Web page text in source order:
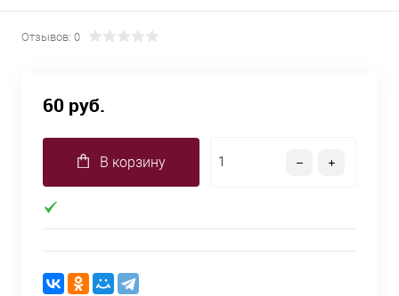
Отзывов: 0
60 руб.
В корзину